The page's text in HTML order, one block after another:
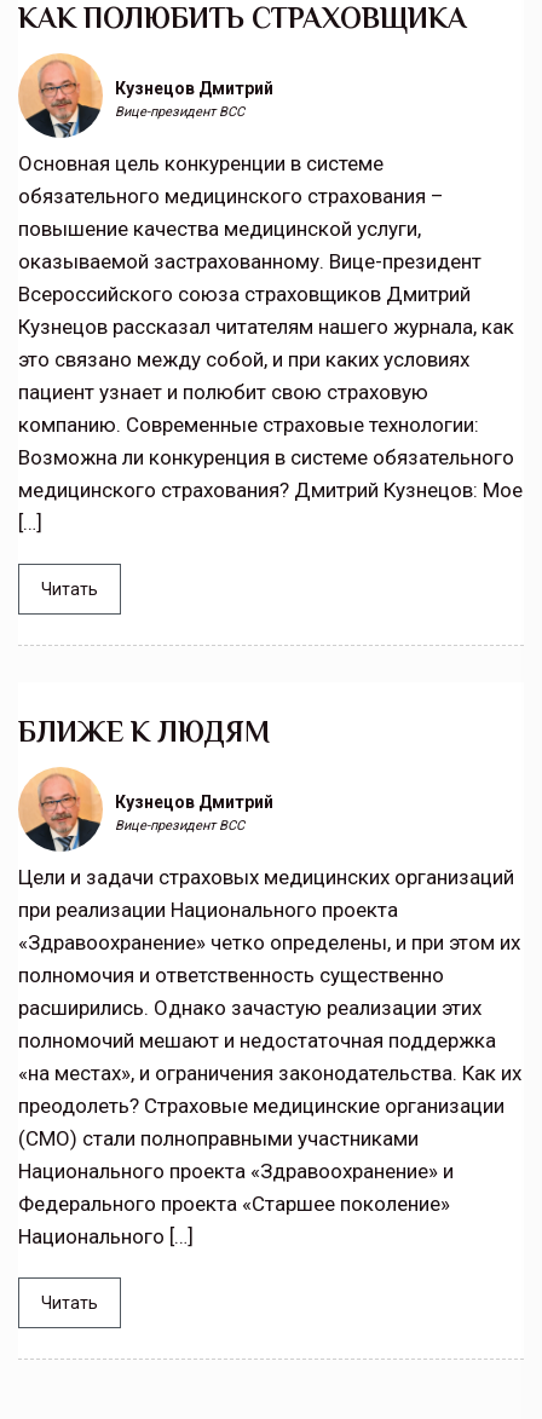
КАК ПОЛЮБИТЬ СТРАХОВЩИКА
Кузнецов Дмитрий
Вице-президент ВСС
Основная цель конкуренции в системе
обязательного медицинского страхования –
повышение качества медицинской услуги,
оказываемой застрахованному. Вице-президент
Всероссийского союза страховщиков Дмитрий
Кузнецов рассказал читателям нашего журнала, как
это связано между собой, и при каких условиях
пациент узнает и полюбит свою страховую
компанию. Современные страховые технологии:
Возможна ли конкуренция в системе обязательного
медицинского страхования? Дмитрий Кузнецов: Мое
[…]
Читать
БЛИЖЕ К ЛЮДЯМ
Кузнецов Дмитрий
Вице-президент ВСС
Цели и задачи страховых медицинских организаций
при реализации Национального проекта
«Здравоохранение» четко определены, и при этом их
полномочия и ответственность существенно
расширились. Однако зачастую реализации этих
полномочий мешают и недостаточная поддержка
«на местах», и ограничения законодательства. Как их
преодолеть? Страховые медицинские организации
(СМО) стали полноправными участниками
Национального проекта «Здравоохранение» и
Федерального проекта «Старшее поколение»
Национального […]
Читать